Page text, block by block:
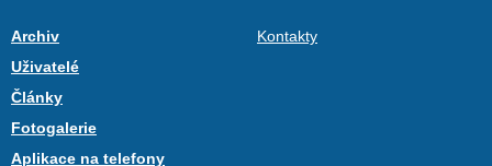
Archiv
Uživatelé
Články
Fotogalerie
Aplikace na telefony
Kontakty